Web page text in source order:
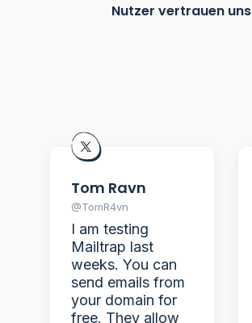
Nutzer vertrauen uns
Tom Ravn
@TomR4vn
I am testing
Mailtrap last
weeks. You can
send emails from
your domain for
free. They allow